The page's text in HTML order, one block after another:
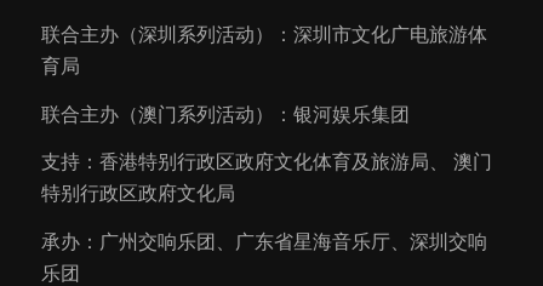
联合主办（深圳系列活动）：深圳市文化广电旅游体
育局
联合主办（澳门系列活动）：银河娱乐集团
支持：香港特别行政区政府文化体育及旅游局、 澳门
特别行政区政府文化局
承办：广州交响乐团、广东省星海音乐厅、深圳交响
乐团